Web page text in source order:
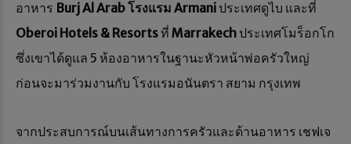
อาหาร Burj Al Arab โรงแรม Armani ประเทศดูไบ และที่
Oberoi Hotels & Resortsที่ Marrakech ประเทศโมร็อกโก
ซึ่งเขาได้ดูแล 5 ห้องอาหารในฐานะหัวหน้าพ่อครัวใหญ่
ก่อนจะมาร่วมงานกับ โรงแรมอนันตรา สยาม กรุงเทพ
จากประสบการณ์บนเส้นทางการครัวและด้านอาหาร เชฟเจ